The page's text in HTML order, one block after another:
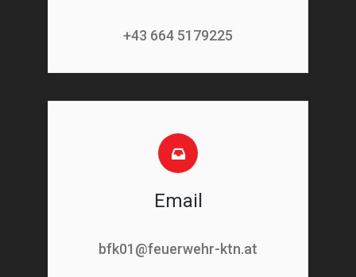
+43 664 5179225
Email
bfk01@feuerwehr-ktn.at